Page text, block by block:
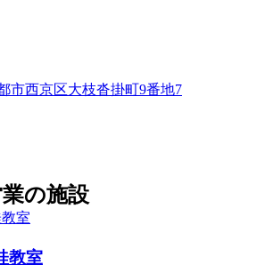
市西京区大枝沓掛町9番地7
の施設
教室